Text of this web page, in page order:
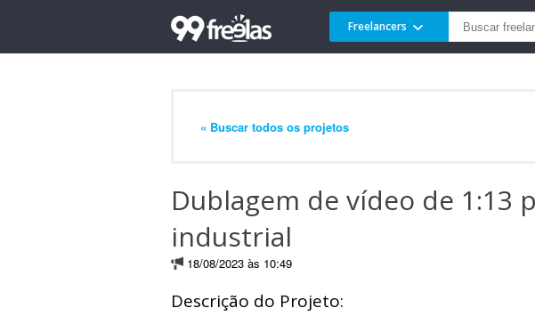
Freelancers
« Buscar todos os projetos
Dublagem de vídeo de 1:13
industrial
18/08/2023 às 10:49
Descrição do Projeto: